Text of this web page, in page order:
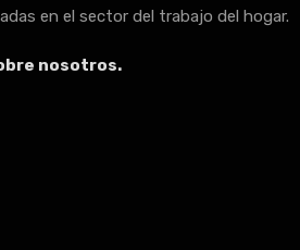
en el sector del trabajo del hogar.
nosotros.